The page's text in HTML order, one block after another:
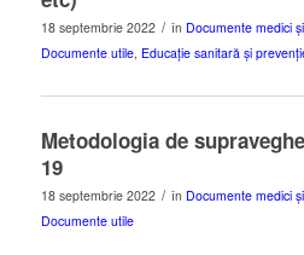
18 septembrie 2022 / în Documente medici
Documente utile, Educație sanitară și
Metodologia de
19
18 septembrie 2022 / în Documente medici
Documente utile